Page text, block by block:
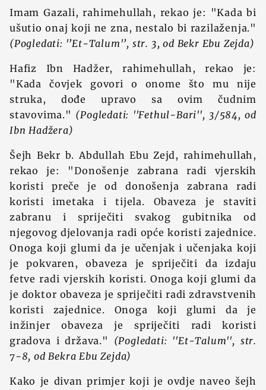
Imam Gazali, rahimehullah, rekao je: "Kada bi
ušutio onaj koji ne zna, nestalo bi razilaženja."
(Pogledati: '’Et-Talum'’, str. 3, od Bekr Ebu Zejda)
Hafiz Ibn Hadžer, rahimehullah, rekao je:
"Kada čovjek govori o onome što mu nije
struka, dođe upravo sa ovim čudnim
stavovima." (Pogledati: ''Fethul-Bari'', 3/584, od
Ibn Hadžera)
Šejh Bekr b. Abdullah Ebu Zejd, rahimehullah,
rekao je: "Donošenje zabrana radi vjerskih
koristi preče je od donošenja zabrana radi
koristi imetaka i tijela. Obaveza je staviti
zabranu i spriječiti svakog gubitnika od
njegovog djelovanja radi opće koristi zajednice.
Onoga koji glumi da je učenjak i učenjaka koji
je pokvaren, obaveza je spriječiti da izdaju
fetve radi vjerskih koristi. Onoga koji glumi da
je doktor obaveza je spriječiti radi zdravstvenih
koristi zajednice. Onoga koji glumi da je
inžinjer obaveza je spriječiti radi koristi
gradova i država." (Pogledati: ''Et-Talum'', str.
7-8, od Bekra Ebu Zejda)
Kako je divan primjer koji je ovdje naveo šejh